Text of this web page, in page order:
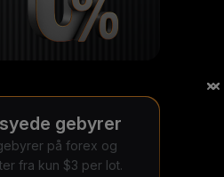
gebyrer
på forex og
fra kun $3 per lot.